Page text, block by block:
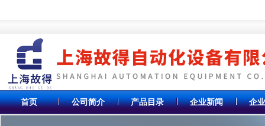
首页 公司简介 产品目录 企业新闻 企